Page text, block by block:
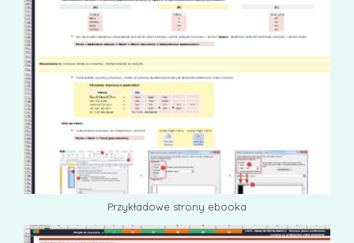
Przykładowe strony ebooka